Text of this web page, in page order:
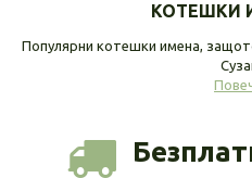
КОТЕШКИ
Популярни котешки имена,